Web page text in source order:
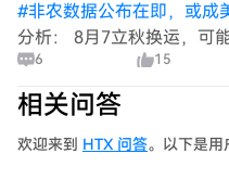
#非农数据公布在即，或成
分析： 8月7立秋换运，可
情， 震荡行情 现在的行情
是涨1天跌几天的状态（进
纳音天河水，既有火属性又
6 15
相关问答
欢迎来到 HTX 问答。以下是用